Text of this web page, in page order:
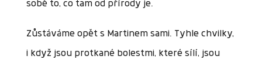
sobě to, co tam od přírody je.
Zůstáváme opět s Martinem sami. Tyhle chvilky,
i když jsou protkané bolestmi, které sílí, jsou